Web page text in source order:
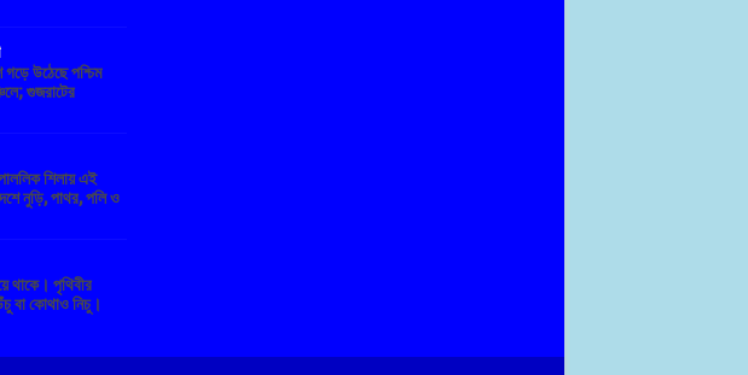
গড়ে উঠেছে পশ্চিম
গুজরাটের
শিলায় এই
নুড়ি, পাথর, পলি ও
থাকে। পৃথিবীর
বা কোথাও নিচু।